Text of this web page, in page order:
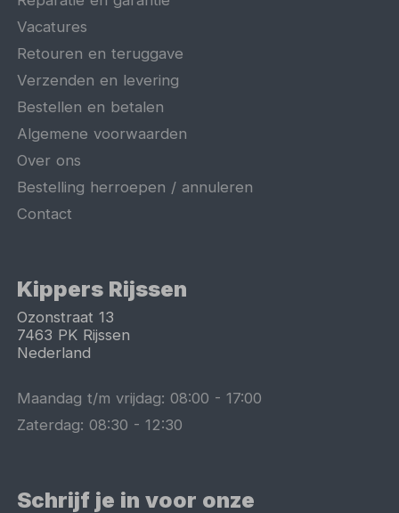
Vacatures
Retouren en teruggave
Verzenden en levering
Bestellen en betalen
Algemene voorwaarden
Over ons
Bestelling herroepen / annuleren
Contact
Kippers Rijssen
Ozonstraat 13
7463 PK Rijssen
Nederland
Maandag t/m vrijdag:08:00 -17:00
Zaterdag:08:30 -12:30
Schrijf je in voor onze